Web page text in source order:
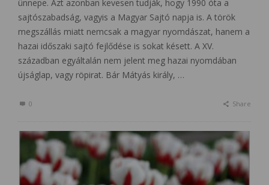
ünnepe. Azt azonban kevesen tudják, hogy 1990 óta a
sajtószabadság, vagyis a Magyar Sajtó napja is. A török
megszállás miatt nemcsak a magyar nyomdászat, hanem a
hazai időszaki sajtó fejlődése is sokat késett. A XV.
században egyáltalán nem jelent meg hazai nyomdában
újságlap, vagy röpirat. Bár Mátyás király, …
0 Share